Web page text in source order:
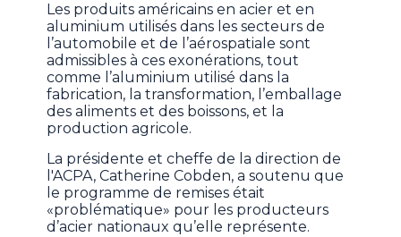
Les produits américains en acier et en
aluminium utilisés dans les secteurs de
l’automobile et de l’aérospatiale sont
admissibles à ces exonérations, tout
comme l’aluminium utilisé dans la
fabrication, la transformation, l’emballage
des aliments et des boissons, et la
production agricole.
La présidente et cheffe de la direction de
l'ACPA, Catherine Cobden, a soutenu que
le programme de remises était
«problématique» pour les producteurs
d’acier nationaux qu’elle représente.